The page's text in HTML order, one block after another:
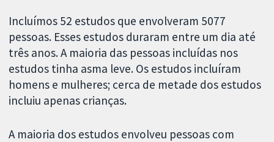
Incluímos 52 estudos que envolveram 5077
pessoas. Esses estudos duraram entre um dia até
três anos. A maioria das pessoas incluídas nos
estudos tinha asma leve. Os estudos incluíram
homens e mulheres; cerca de metade dos estudos
incluiu apenas crianças.
A maioria dos estudos envolveu pessoas com